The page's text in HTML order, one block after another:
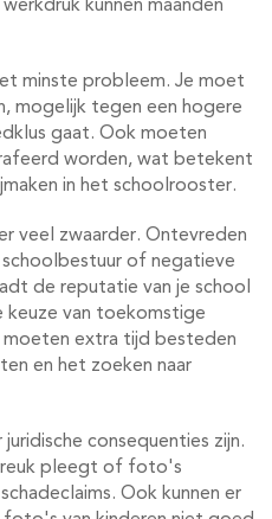
kunnen maanden
minste probleem. Je moet
mogelijk tegen een hogere
gaat. Ook moeten
worden, wat betekent
in het schoolrooster.
veel zwaarder. Ontevreden
of negatieve
de reputatie van je school
keuze van toekomstige
moeten extra tijd besteden
en het zoeken naar
consequenties zijn.
pleegt of foto's
Ook kunnen er